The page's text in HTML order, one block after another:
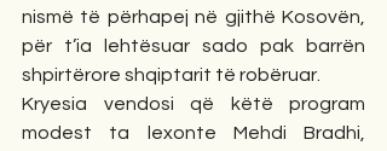
nismë të përhapej në gjithë Kosovën,
për t’ia lehtësuar sado pak barrën
shpirtërore shqiptarit të robëruar.
Kryesia vendosi që këtë program
modest ta lexonte Mehdi Bradhi,